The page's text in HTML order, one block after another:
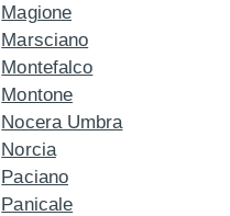
Magione
Marsciano
Montefalco
Montone
Nocera Umbra
Norcia
Paciano
Panicale